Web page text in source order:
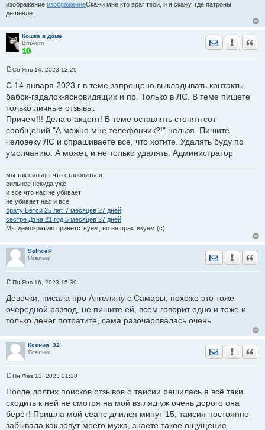
изображение изображениеСкажи мне кто враг твой, и я скажу, где патроны
дешевле.
Кошка в доме
BrnAdm
Отправить
о
о
б
е
н
и
е
Сб Янв 14, 2023 12:29
С 14 января 2023 г в теме запрещено выкладывать контакты
бабок-гадалок-ясновидящих и пр. Только в ЛС. В теме пишете
только личные отзывы.
Причем!!! Делаю акцент! В теме оставлять стопяттсот
сообщений "А можно мне телефончик?!" нельзя. Пишите
человеку ЛС и спрашиваете все, что хотите. Удалять буду по
умолчанию. А может, и не только удалять. Администратор
мы так сильны что становиться
сильнее некуда уже
и все что нас не убивает
не убивает нас и все
брату Бетси 25 лет 7 месяцев 27 дней
сестре Дэна 21 год 5 месяцев 27 дней
Мы демократию приветствуем, но не практикуем (с)
SolnceP
Ясельки
Отправить
о
б
е
и
е
Пн Янв 16, 2023 15:39
Девочки, писала про Ангелину с Самары, похоже это тоже
очередной развод, не пишите ей, всем говорит одно и тоже и
только денег потратите, сама разочаровалась очень
Ксения_32
Ясельки
Отправить
о
б
е
н
Пн Фев 13, 2023 21:38
После долгих поисков отзывов о таисии решилась я всё таки
сходить к ней не смотря на мой взгляд уж очень дорого она
берёт! Пришла мой сеанс длился минут 15, таисия постоянно
забывала как зовут моего мужа, знаете такое ощущение